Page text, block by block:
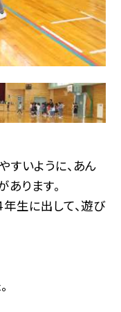
すいように、あん
ります。
生に出して、遊び